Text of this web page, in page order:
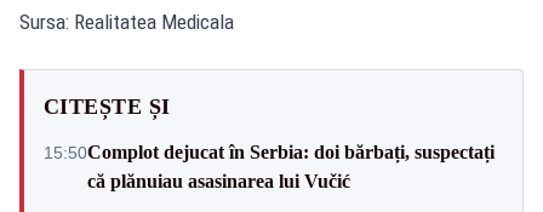
Sursa: Realitatea Medicala
CITEȘTE ȘI
15:50Complot dejucat în Serbia: doi bărbați, suspectați
că plănuiau asasinarea lui Vučić